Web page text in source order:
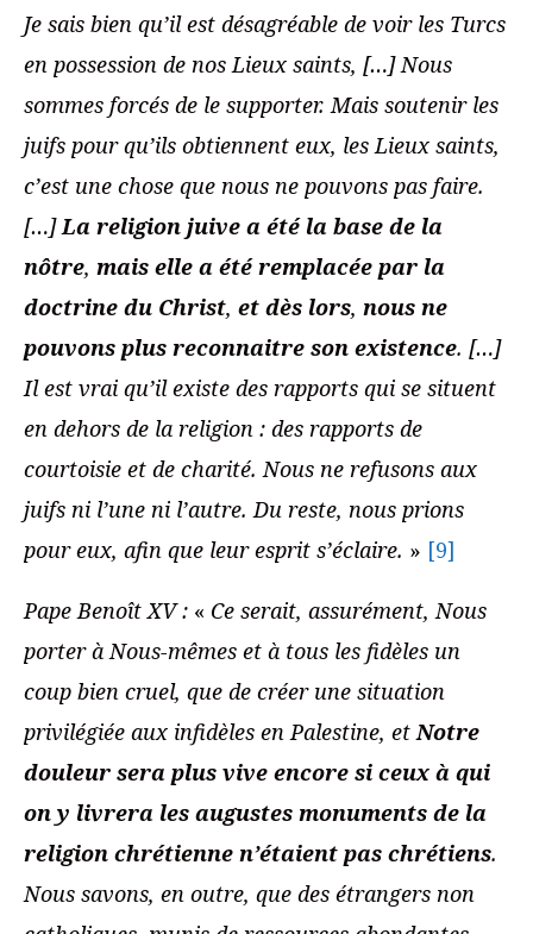
Je sais bien qu’il est désagréable de voir les Turcs
en possession de nos Lieux saints, […] Nous
sommes forcés de le supporter. Mais soutenir les
juifs pour qu’ils obtiennent eux, les Lieux saints,
c’est une chose que nous ne pouvons pas faire.
[…]La religion juive a été la base de la
nôtre, mais elle a été remplacée par la
doctrine du Christ, et dès lors, nous ne
pouvons plus reconnaitre son existence. […]
Il est vrai qu’il existe des rapports qui se situent
en dehors de la religion : des rapports de
courtoisie et de charité. Nous ne refusons aux
juifs ni l’une ni l’autre. Du reste, nous prions
pour eux, afin que leur esprit s’éclaire. » [9]
Pape Benoît XV : « Ce serait, assurément, Nous
porter à Nous-mêmes et à tous les fidèles un
coup bien cruel, que de créer une situation
privilégiée aux infidèles en Palestine, etNotre
douleur sera plus vive encore si ceux à qui
on y livrera les augustes monuments de la
religion chrétienne n’étaient pas chrétiens.
Nous savons, en outre, que des étrangers non